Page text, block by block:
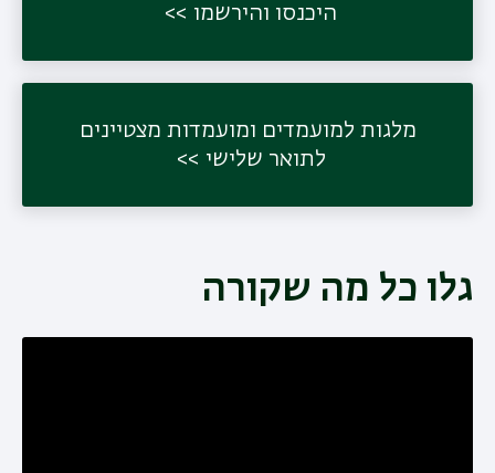
היכנסו והירשמו
מלגות למועמדים ומועמדות מצטיינים
לתואר שלישי
גלו כל מה שקורה